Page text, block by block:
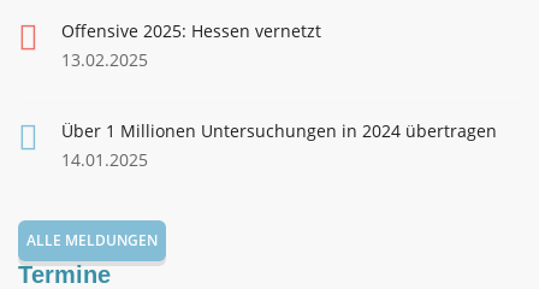
Offensive 2025: Hessen vernetzt
13.02.2025
Über 1 Millionen Untersuchungen in 2024 übertragen
14.01.2025
ALLE MELDUNGEN
Termine